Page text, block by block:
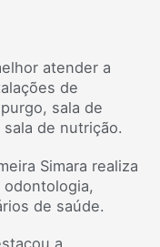
atender a
de
sala de
de nutrição.
Simara realiza
odontologia,
de saúde.